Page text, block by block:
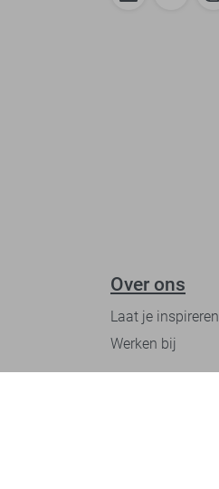
Over ons
Laat je inspireren
Werken bij